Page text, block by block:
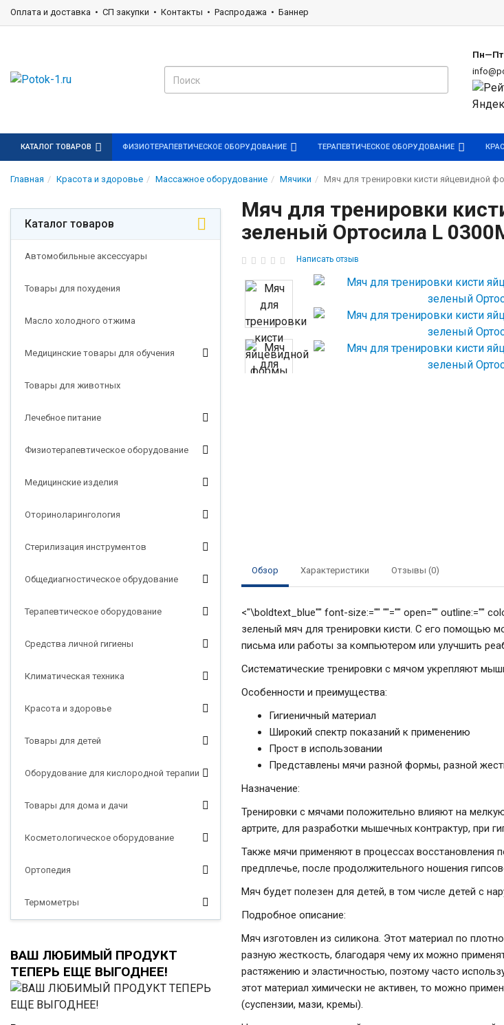
Оплата и доставка СП закупки Контакты Распродажа Баннер
Пн—Пт
КАТАЛОГ ТОВАРОВ ФИЗИОТЕРАПЕВТИЧЕСКОЕ ОБОРУДОВАНИЕ ТЕРАПЕВТИЧЕСКОЕ ОБОРУДОВАНИЕ
Главная Красота и здоровье Массажное оборудование Мячики Мяч для тренировки кисти яйцевидной
Каталог товаров
Автомобильные аксессуары
Товары для похудения
Масло холодного отжима
Медицинские товары для обучения
Товары для животных
Лечебное питание
Физиотерапевтическое оборудование
Медицинские изделия
Оториноларингология
Стерилизация инструментов
Общедиагностическое обрудование
Терапевтическое оборудование
Средства личной гигиены
Климатическая техника
Красота и здоровье
Товары для детей
Оборудование для кислородной терапии
Товары для дома и дачи
Косметологическое оборудование
Ортопедия
Термометры
ВАШ ЛЮБИМЫЙ ПРОДУКТ
ТЕПЕРЬ ЕЩЕ ВЫГОДНЕЕ!
Мяч для тренировки
зеленый Ортосила L
Написать отзыв
Обзор Характеристики Отзывы (0)
<"\boldtext_blue"" font-size:="" ""="" open="" outline:=""
зеленый мяч для тренировки кисти. С его помощью
письма или работы за компьютером или улучшить
Систематические тренировки с мячом укрепляют
Особенности и преимущества:
Гигиеничный материал
Широкий спектр показаний к применению
Прост в использовании
Представлены мячи разной формы, разной
Назначение:
Тренировки с мячами положительно влияют на
артрите, для разработки мышечных контрактур, при
Также мячи применяют в процессах восстановления
предплечье, после продолжительного ношения
Мяч будет полезен для детей, в том числе детей с
Подробное описание:
Мяч изготовлен из силикона. Этот материал по
разную жесткость, благодаря чему их можно
растяжению и эластичностью, поэтому часто
этот материал химически не активен, то можно
(суспензии, мази, кремы).